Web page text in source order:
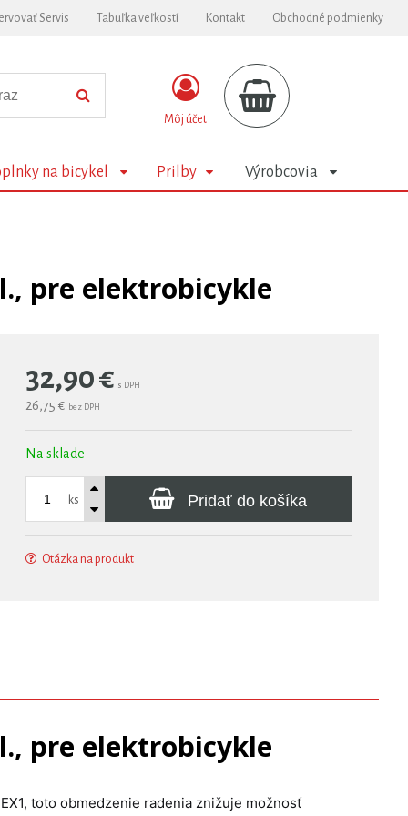
Servis Tabuľka veľkostí Kontakt Obchodné podmienky
Môj účet
na bicykel Prilby Výrobcovia
pre elektrobicykle
32,90€ s DPH
26,75 € bez DPH
Na sklade
ks Pridať do košíka
Otázka na produkt
pre elektrobicykle
toto obmedzenie radenia znižuje možnosť